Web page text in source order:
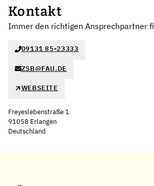
Kontakt
Immer den richtigen Ansprechpartner
09131 85-23333
ZSB@FAU.DE
WEBSEITE
Freyeslebenstraße 1
91058 Erlangen
Deutschland